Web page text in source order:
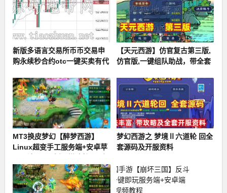
新版多语言交易所币币交易申
购永续秒合约otc一键买卖有代
【天元西游】仿官复古第三版,
仿官版,一键组队助战，带全套
教程
MT3换皮梦幻【醉梦西游】
Linux超变手工服务端+安卓苹
套源码
梦幻西游之 梦境Ⅱ六道轮 回全
套源码及开服资料